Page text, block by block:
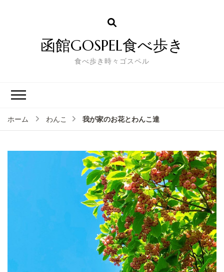
函館GOSPEL食べ歩き
食べ歩き時々ゴスペル
ホーム わんこ 我が家のお花とわんこ達